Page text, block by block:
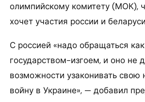
олимпийскому комитету (МОК),
хочет участия россии и
С россией «надо обращаться
государством-изгоем, и оно не
возможности узаконивать свою
войну в Украине», — добавил